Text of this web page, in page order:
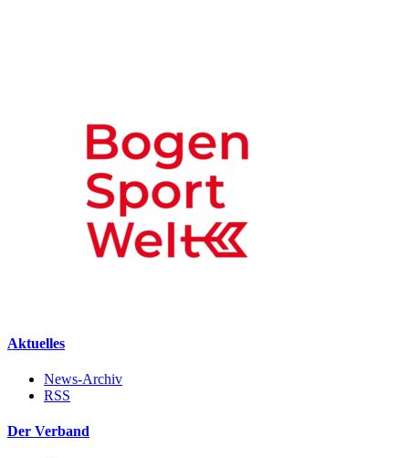
Aktuelles
News-Archiv
RSS
Der Verband